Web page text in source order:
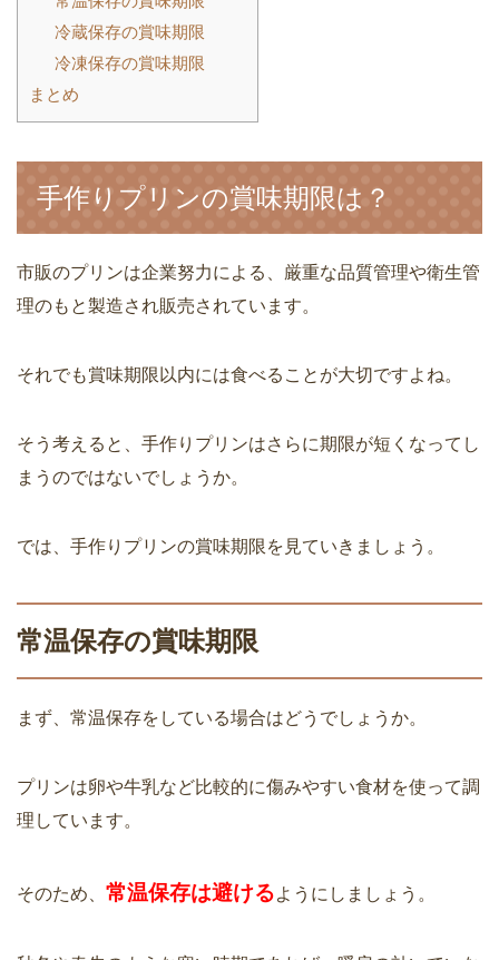
冷蔵保存の賞味期限
冷凍保存の賞味期限
まとめ
手作りプリンの賞味期限は？
市販のプリンは企業努力による、厳重な品質管理や衛生管
理のもと製造され販売されています。
それでも賞味期限以内には食べることが大切ですよね。
そう考えると、手作りプリンはさらに期限が短くなってし
まうのではないでしょうか。
では、手作りプリンの賞味期限を見ていきましょう。
常温保存の賞味期限
まず、常温保存をしている場合はどうでしょうか。
プリンは卵や牛乳など比較的に傷みやすい食材を使って調
理しています。
そのため、 常温保存は避けるようにしましょう。